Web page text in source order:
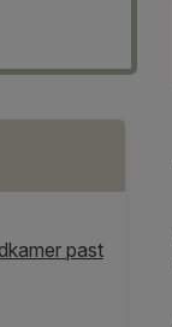
past